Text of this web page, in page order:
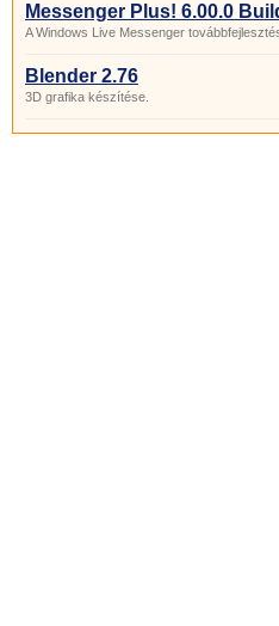
Messenger Plus! 6.00.0
A Windows Live Messenger
Blender 2.76
3D grafika készítése.